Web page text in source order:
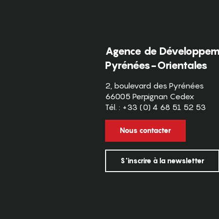
Agence de
Pyrénées-Orientales
2, boulevard des Pyrénées
66005 Perpignan Cedex
Tél. : +33 (0) 4 68 51 52 53
Nous contacter
S'inscrire à la newsletter